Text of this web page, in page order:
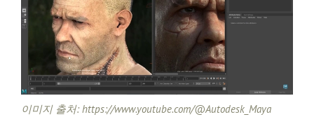
이미지 출처: https://www.youtube.com/@Autodesk_Maya